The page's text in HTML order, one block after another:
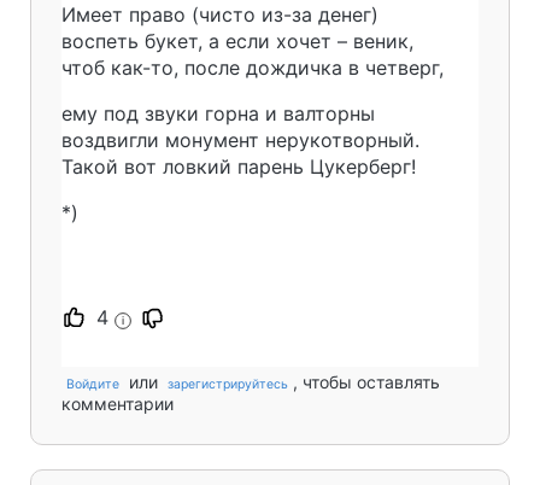
Имеет право (чисто из-за денег)
воспеть букет, а если хочет – веник,
чтоб как-то, после дождичка в четверг,
ему под звуки горна и валторны
воздвигли монумент нерукотворный.
Такой вот ловкий парень Цукерберг!
*)
4 i
Войдите или зарегистрируйтесь , чтобы оставлять
комментарии